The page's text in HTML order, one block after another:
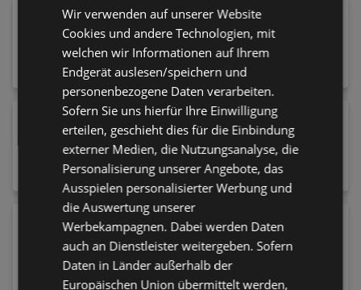
Käsemesser Profi Plus Edelstahl 28 cm
28,79 €
Regal 73,7/197,5/34,8 cm Dunkelbraun,
Graubraun
79,00 €
Spannbettlaken Basic
56,95 €
Wir verwenden auf unserer Website
Cookies und andere Technologien, mit
welchen wir Informationen auf Ihrem
Endgerät auslesen/speichern und
personenbezogene Daten verarbeiten.
Sofern Sie uns hierfür Ihre Einwilligung
erteilen, geschieht dies für die Einbindung
externer Medien, die Nutzungsanalyse, die
Personalisierung unserer Angebote, das
Ausspielen personalisierter Werbung und
die Auswertung unserer
Werbekampagnen. Dabei werden Daten
auch an Dienstleister weitergeben. Sofern
Daten in Länder außerhalb der
Europäischen Union übermittelt werden,